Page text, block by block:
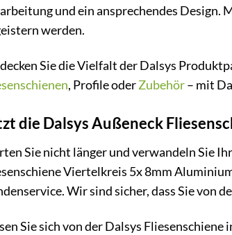
und ein ansprechendes Design.
werden.
Sie die Vielfalt der Dalsys
, Profile oderZubehör– mit
die Dalsys Außeneck
Sie nicht länger und verwandeln Sie
Viertelkreis 5x 8mm
Wir sind sicher, dass Sie von
Sie sich von der Dalsys